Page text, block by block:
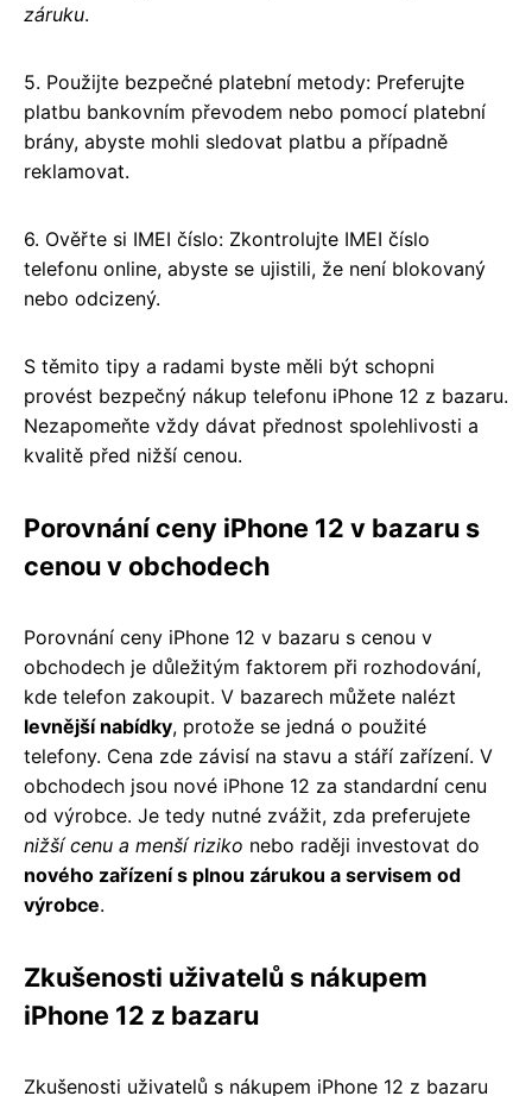
záruku.
5. Použijte bezpečné platební metody: Preferujte
platbu bankovním převodem nebo pomocí platební
brány, abyste mohli sledovat platbu a případně
reklamovat.
6. Ověřte si IMEI číslo: Zkontrolujte IMEI číslo
telefonu online, abyste se ujistili, že není blokovaný
nebo odcizený.
S těmito tipy a radami byste měli být schopni
provést bezpečný nákup telefonu iPhone 12 z bazaru.
Nezapomeňte vždy dávat přednost spolehlivosti a
kvalitě před nižší cenou.
Porovnání ceny iPhone 12 v bazaru s
cenou v obchodech
Porovnání ceny iPhone 12 v bazaru s cenou v
obchodech je důležitým faktorem při rozhodování,
kde telefon zakoupit. V bazarech můžete nalézt
levnější nabídky, protože se jedná o použité
telefony. Cena zde závisí na stavu a stáří zařízení. V
obchodech jsou nové iPhone 12 za standardní cenu
od výrobce. Je tedy nutné zvážit, zda preferujete
nižší cenu a menší riziko nebo raději investovat do
nového zařízení s plnou zárukou a servisem od
výrobce.
Zkušenosti uživatelů s nákupem
iPhone 12 z bazaru
Zkušenosti uživatelů s nákupem iPhone 12 z bazaru